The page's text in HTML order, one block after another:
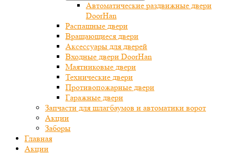
Автоматические раздвижные двери
DoorHan
Распашные двери
Вращающиеся двери
Аксессуары для дверей
Входные двери DoorHan
Маятниковые двери
Технические двери
Противопожарные двери
Гаражные двери
Запчасти для шлагбаумов и автоматики ворот
Акции
Заборы
Главная
Акции